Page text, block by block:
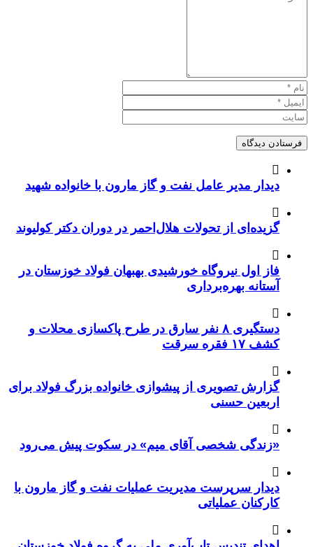
دیدار مدیر عامل نفت و گاز مارون با خانواده شهید
گزیده‌ای از تحولات هلال‌احمر در دوران دکتر کولیوند
فاز اول نیروگاه خورشیدی بهبهان فولاد خوزستان در
آستانه بهره‌برداری
دستگیری ۸ نفر سارق در طرح پاکسازی محلات و
کشف ۱۷ فقره سرقت
گزارش تصویری از پیشوازی خانواده بزرگ فولاد برای
اربعین حسنی
«زندگی شخصی آقای میم» در سکوت پیش می‌رود
دیدار سرپرست مدیریت عملیات نفت و گاز مارون با
کارکنان عملیاتی